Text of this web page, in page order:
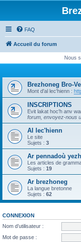
FAQ
Accueil du forum
Nous
Brezhoneg Bro-
Mont d'al lec'hienn :
INSCRIPTIONS
Evit lakat hoc'h anv
forum, envoyez-nous
Al lec'hienn
Le site
Sujets : 3
Ar pennadoù
Les articles de
Sujets : 19
Ar brezhoneg
La langue bretonne
Sujets : 62
CONNEXION
Nom d’utilisateur :
Mot de passe :